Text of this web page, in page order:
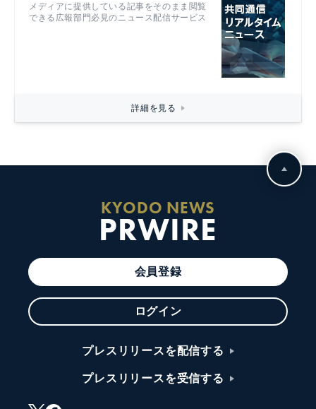
メディアに提供している記事をそのまま閲覧
できる広報部門必見のニュース配信サービス
詳細を見る
KYODO NEWS
PRWIRE
会員登録
ログイン
プレスリリースを配信する
プレスリリースを受信する